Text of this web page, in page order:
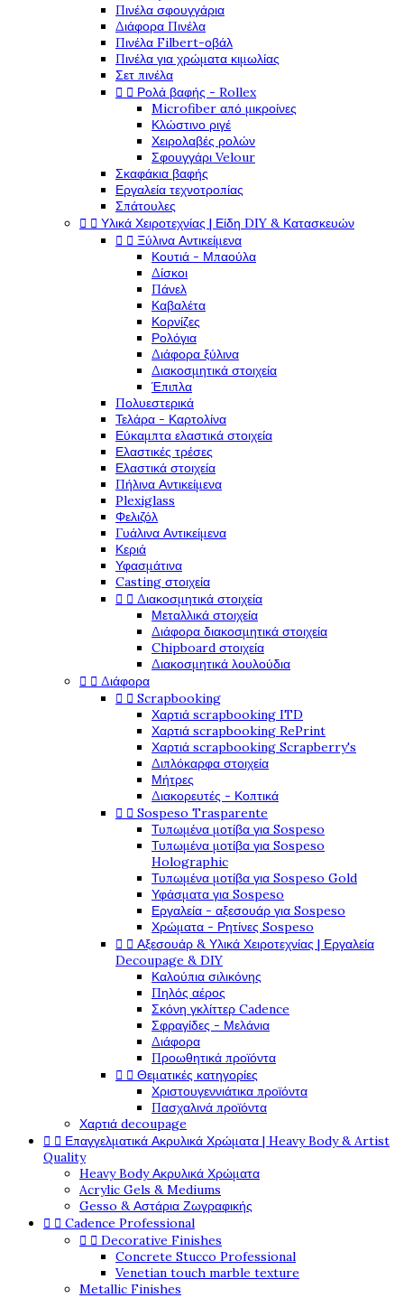
Πινέλα σφουγγάρια
Διάφορα Πινέλα
Πινέλα Filbert-οβάλ
Πινέλα για χρώματα κιμωλίας
Σετ πινέλα
  Ρολά βαφής - Rollex
Microfiber από μικροίνες
Κλώστινο ριγέ
Χειρολαβές ρολών
Σφουγγάρι Velour
Σκαφάκια βαφής
Εργαλεία τεχνοτροπίας
Σπάτουλες
  Υλικά Χειροτεχνίας | Είδη DIY & Κατασκευών
  Ξύλινα Αντικείμενα
Κουτιά - Μπαούλα
Δίσκοι
Πάνελ
Καβαλέτα
Κορνίζες
Ρολόγια
Διάφορα ξύλινα
Διακοσμητικά στοιχεία
Έπιπλα
Πολυεστερικά
Τελάρα - Καρτολίνα
Εύκαμπτα ελαστικά στοιχεία
Ελαστικές τρέσες
Ελαστικά στοιχεία
Πήλινα Αντικείμενα
Plexiglass
Φελιζόλ
Γυάλινα Αντικείμενα
Κεριά
Υφασμάτινα
Casting στοιχεία
  Διακοσμητικά στοιχεία
Μεταλλικά στοιχεία
Διάφορα διακοσμητικά στοιχεία
Chipboard στοιχεία
Διακοσμητικά λουλούδια
  Διάφορα
  Scrapbooking
Χαρτιά scrapbooking ITD
Χαρτιά scrapbooking RePrint
Χαρτιά scrapbooking Scrapberry's
Διπλόκαρφα στοιχεία
Μήτρες
Διακορευτές - Κοπτικά
  Sospeso Trasparente
Τυπωμένα μοτίβα για Sospeso
Τυπωμένα μοτίβα για Sospeso
Holographic
Τυπωμένα μοτίβα για Sospeso Gold
Υφάσματα για Sospeso
Εργαλεία - αξεσουάρ για Sospeso
Χρώματα - Ρητίνες Sospeso
  Αξεσουάρ & Υλικά Χειροτεχνίας | Εργαλεία
Decoupage & DIY
Καλούπια σιλικόνης
Πηλός αέρος
Σκόνη γκλίττερ Cadence
Σφραγίδες - Μελάνια
Διάφορα
Προωθητικά προϊόντα
  Θεματικές κατηγορίες
Χριστουγεννιάτικα προϊόντα
Πασχαλινά προϊόντα
Χαρτιά decoupage
  Επαγγελματικά Ακρυλικά Χρώματα | Heavy Body & Artist
Quality
Heavy Body Ακρυλικά Χρώματα
Acrylic Gels & Mediums
Gesso & Αστάρια Ζωγραφικής
  Cadence Professional
  Decorative Finishes
Concrete Stucco Professional
Venetian touch marble texture
Metallic Finishes